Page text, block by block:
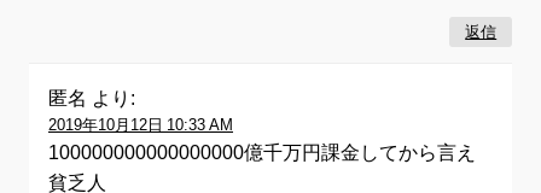
返信
匿名 より:
2019年10月12日 10:33 AM
100000000000000000億千万円課金してから言え
貧乏人